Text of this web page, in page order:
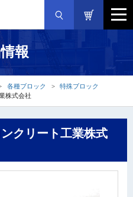
報
各種ブロック
特殊ブロック
株式会社
クリート工業株式